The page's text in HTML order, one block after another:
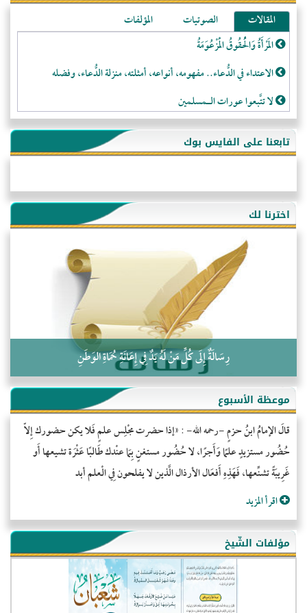
المقالات الصوتيات
المؤلفات
المَرْأَةُ وَالْحُقُوقُ الْمَزْعُوَمَةُ
الاعتداء في الدُّعاء.. مفهومه، أنواعه، أمثلته، منزلة الدُّعاء، وفضله
لا تتَّبعوا عورات الـمسلمين
فقه النَّصيحة عند الصَّحابة الكرام رضي الله عنهم
لَا عِزَّةَ إِلَّا بِالإِسْلَامِ
هذه سبيلنا فماذا تنقمون؟!
أُسُـسُ بَـيْـتِ الـمُسْـلِمِ
التَّعْلِيمُ القُرْآنِي
كلمة إلى إخواني السلفيين في الجزائر
تابعنا على الفايس بوك
اخترنا لك
رِسَالَةٌ إِلَى كُلِّ مَنْ لَهُ يَدٌ فِي إِعَانَةِ حُمَاةِ الوَطَنِ
موعظة الأسبوع
قالَ الإمامُ ابنُ حزمٍ -رحمه الله- : «إذا حضرت مجْلِس علمٍ فَلا يكن حضورك إِلاّ
حُضُور مستزيدٍ علمًا وَأَجرًا، لا حُضُور مستغنٍ بِمَا عنْدك طَالبًا عَثْرَة تشيعها أَو
غَرِيبَةً تشنِّعها، فَهَذِهِ أَفعَال الأرذال الَّذين لا يفلحون فِي الْعلم أبد
اقرأ المزيد
مؤلفات الشّيخ